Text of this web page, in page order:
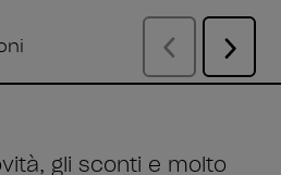
gli sconti e molto